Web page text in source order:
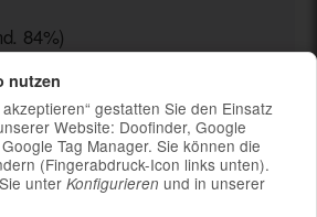
84%)
(ohne Ladestecker)
zu unterstützen und
neueren Smartphones
Laden ermöglichen, ist kein
im Lieferumfang enthalten
nutzen
gestatten Sie den Einsatz
Website: Doofinder, Google
Tag Manager. Sie können die
(Fingerabdruck-Icon links unten).
unter Konfigurieren und in unserer